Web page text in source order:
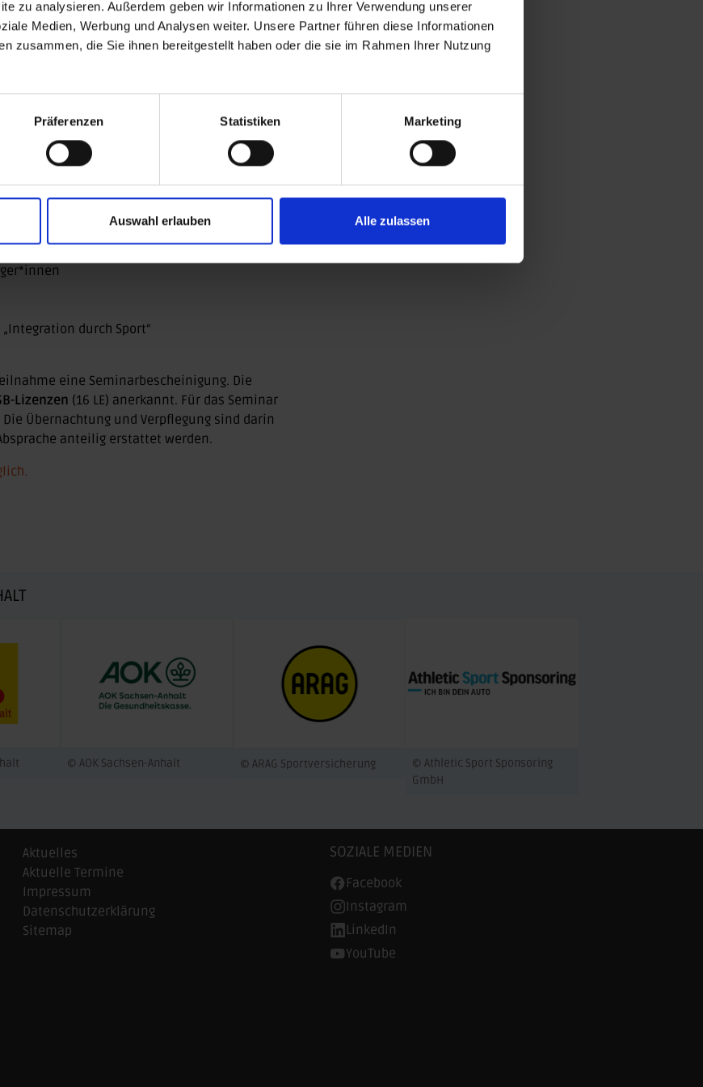
zu analysieren. Außerdem geben wir Informationen zu Ihrer Verwendung unserer
Medien, Werbung und Analysen weiter. Unsere Partner führen diese Informationen
zusammen, die Sie ihnen bereitgestellt haben oder die sie im Rahmen Ihrer Nutzung
Präferenzen Statistiken Marketing
Auswahl erlauben Alle zulassen
Lizenzen(16 LE) angerechnet werden
in den Sportverein
durch Sport“
eine Seminarbescheinigung. Die
Lizenzen (16 LE) anerkannt. Für das Seminar
Übernachtung und Verpflegung sind darin
anteilig erstattet werden.
© AOK Sachsen-Anhalt © ARAG Sportversicherung
© Athletic Sport Sponsoring
GmbH
Aktuelles
Aktuelle Termine
Impressum
Datenschutzerklärung
Sitemap
SOZIALE MEDIEN
Facebook
Instagram
LinkedIn
YouTube